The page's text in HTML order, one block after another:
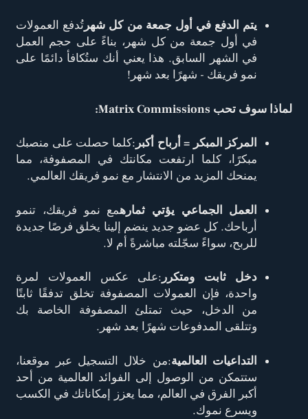
يتم الدفع في أول جمعة من كل شهرتُدفع العمولات
في أول جمعة من كل شهر، بناءً على حجم العمل
في الشهر السابق. هذا يعني أنك ستُكافأ دائمًا على
نمو فريقك - شهرًا بعد شهر!
لماذا سوف تحب Matrix Commissions:
المركز المبكر = أرباح أكبر :كلما حصلت على منصبك
مبكرًا، كلما ارتفعت مكانتك في المصفوفة، مما
يمنحك المزيد من الانتشار مع نمو فريقك العالمي.
العمل الجماعي يؤتي ثمارهمع نمو فريقك، تنمو
أرباحك. كل عضو جديد ينضم إلينا يخلق فرصًا جديدة
للربح، سواءً سجّلته مباشرةً أم لا.
دخل ثابت ومتكرر :على عكس العمولات لمرة
واحدة، فإن العمولات المصفوفة تخلق تدفقًا ثابتًا
من الدخل، حيث تمتلئ المصفوفة الخاصة بك
وتتلقى المدفوعات شهرًا بعد شهر.
التداعيات العالمية:من خلال التسجيل عبر موقعنا،
ستتمكن من الوصول إلى الفوائد العالمية من أحد
أكبر الفرق في العالم، مما يعزز إمكاناتك في الكسب
ويسرع نموك.